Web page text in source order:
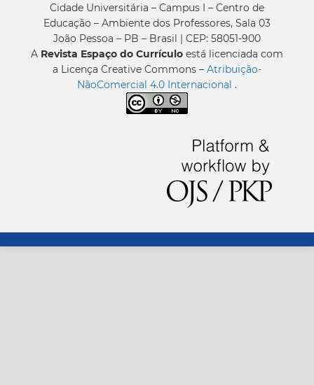
Cidade Universitária – Campus I – Centro de
Educação – Ambiente dos Professores, Sala 03
João Pessoa – PB – Brasil | CEP: 58051-900
A Revista Espaço do Currículo está licenciada com
a Licença Creative Commons – Atribuição-
NãoComercial 4.0 Internacional .